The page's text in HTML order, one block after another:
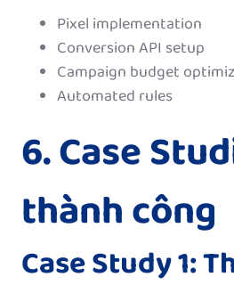
Pixel implementation
Conversion API setup
Campaign budget
Automated rules
6. Case
thành công
Case Study 1: